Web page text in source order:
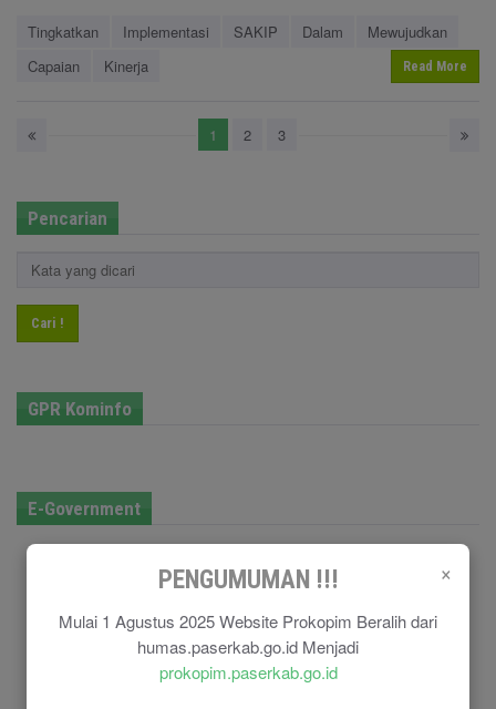
×
PENGUMUMAN !!!
Mulai 1 Agustus 2025 Website Prokopim Beralih dari
humas.paserkab.go.id Menjadi
prokopim.paserkab.go.id
Tingkatkan Implementasi SAKIP Dalam
Mewujudkan
Capaian
Kinerja Read More
1 2 3
Pencarian
Cari !
GPR Kominfo
E-Government